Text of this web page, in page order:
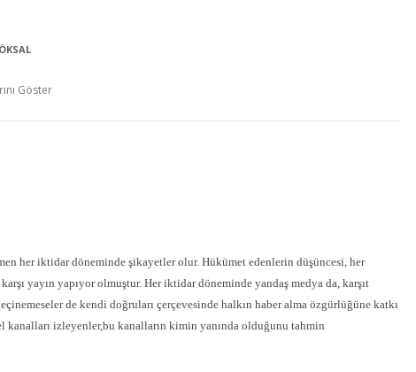
PUBLICATION GROUP
REKLAM TARIFESI |
Göster
her iktidar döneminde şikayetler olur. Hükümet edenlerin düşüncesi, her
yayın yapıyor olmuştur. Her iktidar döneminde yandaş medya da, karşıt
de kendi doğruları çerçevesinde halkın haber alma özgürlüğüne katkı
kanalları izleyenler,bu kanalların kimin yanında olduğunu tahmin